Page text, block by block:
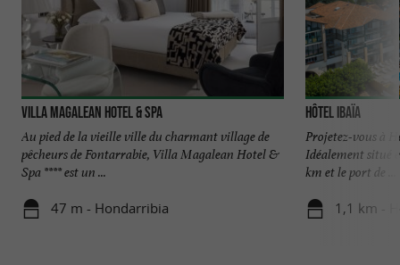
Villa Magalean Hotel & Spa
Au pied de la vieille ville du charmant village de
pêcheurs de Fontarrabie, Villa Magalean Hotel &
Spa **** est un ...
47 m - Hondarribia
Hôtel Ibaïa
Projetez-vous à
Idéalement situé
km et le port de ...
1,1 km -